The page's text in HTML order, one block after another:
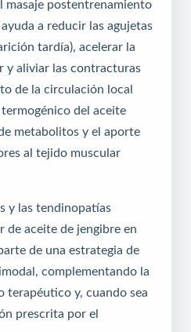
masaje postentrenamiento
a reducir las agujetas
tardía), acelerar la
y aliviar las contracturas
de la circulación local
del aceite
metabolitos y el aporte
al tejido muscular
y las tendinopatías
de aceite de jengibre en
de una estrategia de
complementando la
terapéutico y, cuando sea
prescrita por el